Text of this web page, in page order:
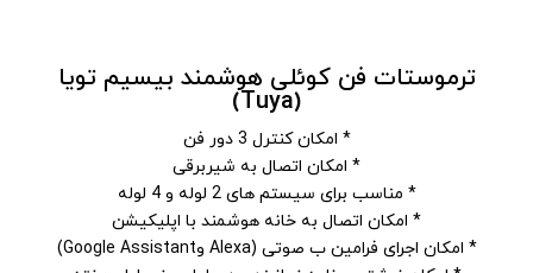
ترموستات فن کوئلی هوشمند بیسیم تویا
(Tuya)
* امکان کنترل 3 دور فن
* امکان اتصال به شیربرقی
* مناسب برای سیستم های 2 لوله و 4 لوله
* امکان اتصال به خانه هوشمند با اپلیکیشن
* امکان اجرای فرامین ب صوتی (Alexa وGoogle Assistant)